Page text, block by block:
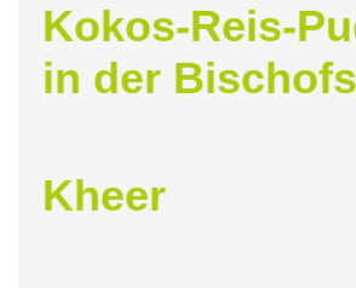
Kokos-Reis-
in der
Kheer